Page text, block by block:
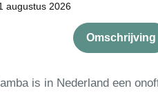
augustus 2026
Omschrijving
is in Nederland een